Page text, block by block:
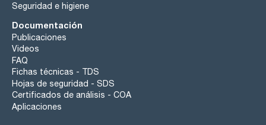
Seguridad e higiene
Documentación
Publicaciones
Videos
FAQ
Fichas técnicas - TDS
Hojas de seguridad - SDS
Certificados de análisis - COA
Aplicaciones